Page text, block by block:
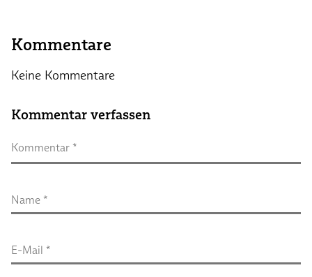
Kommentare
Keine Kommentare
Kommentar verfassen
Name *
Kommentar *
E-Mail *